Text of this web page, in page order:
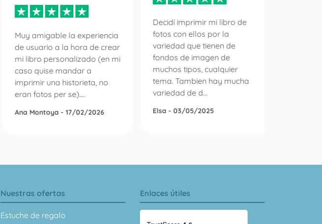
Muy amigable la experiencia
de usuario a la hora de crear
mi libro personalizado (en mi
caso quise mandar a
imprimir una historieta, no
eran fotos per se)....
Ana Montoya - 17/02/2026
Decidí imprimir mi libro de
fotos con ellos por la
variedad que tienen de
fondos de imagen de
muchos tipos, cualquier
tema. Tambien hay mucha
variedad de d...
Elsa - 03/05/2025
Nuestras ofertas
Estuche de regalo
Enlaces útiles